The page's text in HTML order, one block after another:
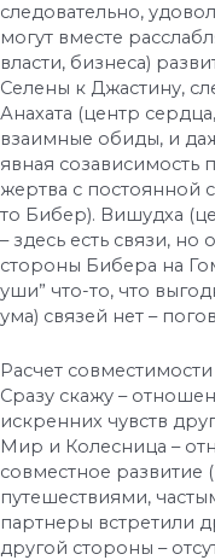
следовательно,
могут вместе
власти, бизнеса)
Селены к Джастину,
Анахата (центр
взаимные обиды, и
явная созависимость
жертва с постоянной
то Бибер). Вишудха
– здесь есть связи,
стороны Бибера на
уши” что-то, что
ума) связей нет –
Расчет совместимости
Сразу скажу –
искренних чувств
Мир и Колесница –
совместное
путешествиями,
партнеры встретили
другой стороны –